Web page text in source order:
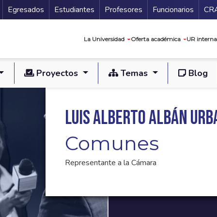
Secundario
Egresados Estudiantes Profesores Funcionarios
La Universidad Oferta académica UR
Proyectos Temas Blog
Luis Alberto Albán
Comunes
Representante a la Cámara